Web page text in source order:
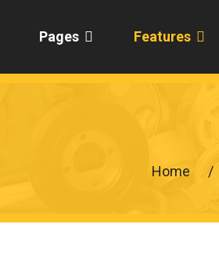
Pages Features
Home